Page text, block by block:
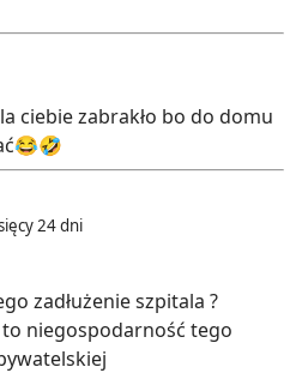
ciebie zabrakło bo do domu
24 dni
zadłużenie szpitala ?
to niegospodarność tego